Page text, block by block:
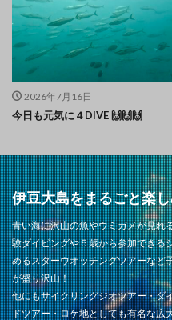
2026年7月16日
今日も元気に４DIVE 🙌🙌🙌
伊豆大島をまるごと楽
青い海に沢山の魚やウミガメが見れ
験ダイビングや５歳から参加できる
めるスターウオッチングツアーなど
が盛り沢山！
他にもサイクリングジオツアー・ダ
ドツアー・ロケ地としても有名な広